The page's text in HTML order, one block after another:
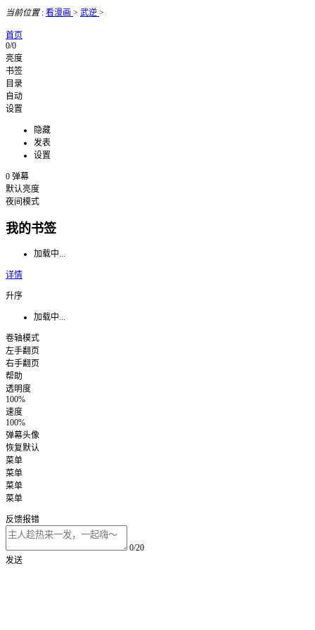
当前位置: 看漫画 > 武逆 >
首页
0/0
亮度
书签
目录
自动
设置
隐藏
发表
设置
0 弹幕
默认亮度
夜间模式
我的书签
加载中...
详情
升序
加载中...
卷轴模式
左手翻页
右手翻页
帮助
透明度
100%
速度
100%
弹幕头像
恢复默认
菜单
菜单
菜单
菜单
反馈报错
0/20
发送